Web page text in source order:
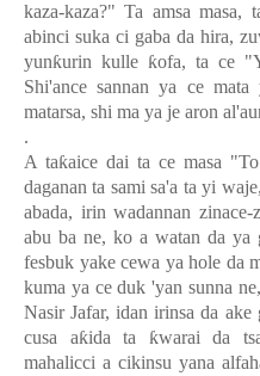
kaza-kaza?" Ta amsa
abinci suka ci gaba da hira,
yunƙurin kulle ƙofa, ta ce
Shi'ance sannan ya ce
matarsa, shi ma ya je aron
.
A taƙaice dai ta ce masa
daganan ta sami sa'a ta yi
abada, irin wadannan
abu ba ne, ko a watan da ya
fesbuk yake cewa ya hole da
kuma ya ce duk 'yan sunna
Nasir Jafar, idan irinsa da ake
cusa aƙida ta ƙwarai da
mahalicci a cikinsu yana